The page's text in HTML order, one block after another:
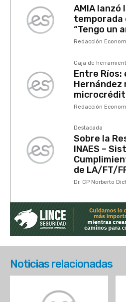
AMIA lanzó
temporada
“Tengo un
Redacción
Caja de
Entre Ríos:
Hernández
Redacción
Destacada
Sobre la
INAES –
de LA/FT/
Dr. CP Norberto
Noticias relacionadas